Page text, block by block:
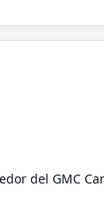
del GMC